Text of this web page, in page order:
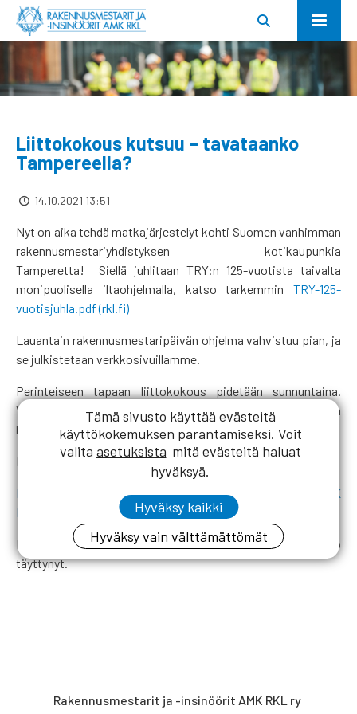
Liittokokous kutsuu – tavataanko
Tampereella?
14.10.2021 13:51
Nyt on aika tehdä matkajärjestelyt kohti Suomen vanhimman
rakennusmestariyhdistyksen kotikaupunkia
Tamperetta! Siellä juhlitaan TRY:n 125-vuotista taivalta
monipuolisella iltaohjelmalla, katso tarkemmin TRY-125-
vuotisjuhla.pdf (rkl.fi)
Lauantain rakennusmestaripäivän ohjelma vahvistuu pian, ja
se julkistetaan verkkosivuillamme.
Perinteiseen tapaan liittokokous pidetään sunnuntaina.
Valtakirjojen tarkastukset alkavat klo 8.45, ja varsinainen
kokous avataan klo 10.
Lämpimästi tervetuloa!
Liittokokous 2021 – Rakennusmestarit ja -insinöörit AMK
RKL ry
PS. Hotel Tornin huonekiintiö RKL:lle on valitettavasti jo
täyttynyt.
Rakennusmestarit ja -insinöörit AMK RKL ry
Tämä sivusto käyttää evästeitä
käyttökokemuksen parantamiseksi. Voit
valita asetuksista mitä evästeitä haluat
hyväksyä.
Hyväksy kaikki
Hyväksy vain välttämättömät